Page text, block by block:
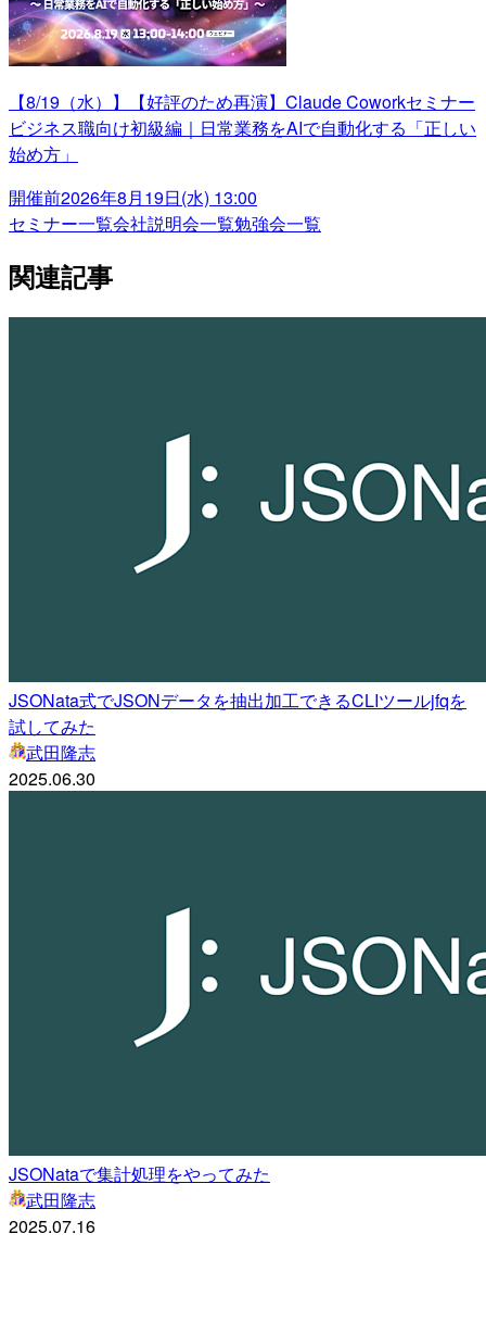
【8/19（水）】【好評のため再演】Claude Coworkセミナー
ビジネス職向け初級編｜日常業務をAIで自動化する「正しい
始め方」
開催前2026年8月19日(水) 13:00
セミナー一覧会社説明会一覧勉強会一覧
関連記事
JSONata式でJSONデータを抽出加工できるCLIツールjfqを
試してみた
武田隆志
2025.06.30
JSONataで集計処理をやってみた
武田隆志
2025.07.16